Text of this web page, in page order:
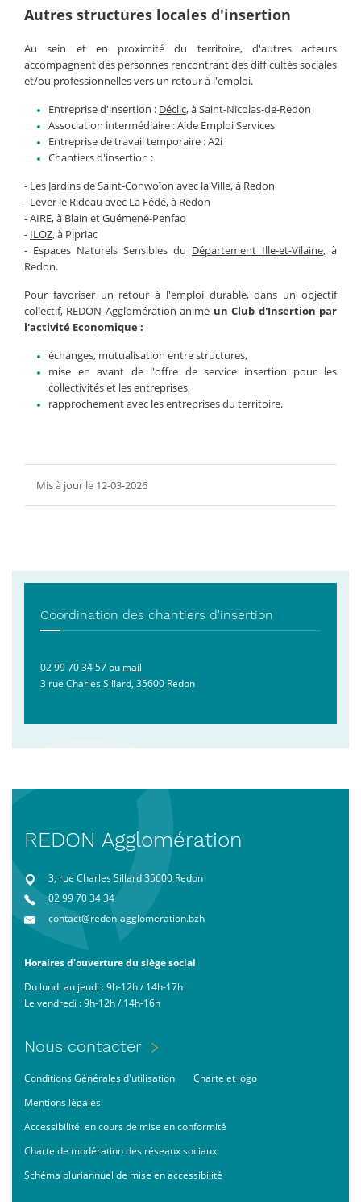
Autres structures locales d'insertion
Au sein et en proximité du territoire, d'autres acteurs
accompagnent des personnes rencontrant des difficultés sociales
et/ou professionnelles vers un retour à l'emploi.
Entreprise d'insertion : Déclic, à Saint-Nicolas-de-Redon
Association intermédiaire : Aide Emploi Services
Entreprise de travail temporaire : A2i
Chantiers d'insertion :
- Les Jardins de Saint-Conwoïon avec la Ville, à Redon
- Lever le Rideau avec La Fédé, à Redon
- AIRE, à Blain et Guémené-Penfao
- ILOZ, à Pipriac
- Espaces Naturels Sensibles du Département Ille-et-Vilaine, à
Redon.
Pour favoriser un retour à l'emploi durable, dans un objectif
collectif, REDON Agglomération anime un Club d'Insertion par
l'activité Economique :
échanges, mutualisation entre structures,
mise en avant de l'offre de service insertion pour les
collectivités et les entreprises,
rapprochement avec les entreprises du territoire.
Mis à jour le 12-03-2026
Coordination des chantiers d'insertion
02 99 70 34 57 ou mail
3 rue Charles Sillard, 35600 Redon
REDON Agglomération
3, rue Charles Sillard 35600 Redon
02 99 70 34 34
contact@redon-agglomeration.bzh
Horaires d'ouverture du siège social
Du lundi au jeudi : 9h-12h / 14h-17h
Le vendredi : 9h-12h / 14h-16h
Menu
de
page
Nous contacter
Footer
bas
Conditions Générales d'utilisation
Charte et logo
Mentions légales
Accessibilité: en cours de mise en conformité
Charte de modération des réseaux sociaux
Schéma pluriannuel de mise en accessibilité